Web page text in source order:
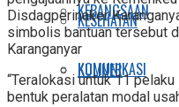
KESEHATAN
KULINER
KEBANGSAAN
KOMUNIKASI
Disdagperinaker
simbolis bantuan tersebut
Karanganyar
“Teralokasi untuk 11
bentuk peralatan modal